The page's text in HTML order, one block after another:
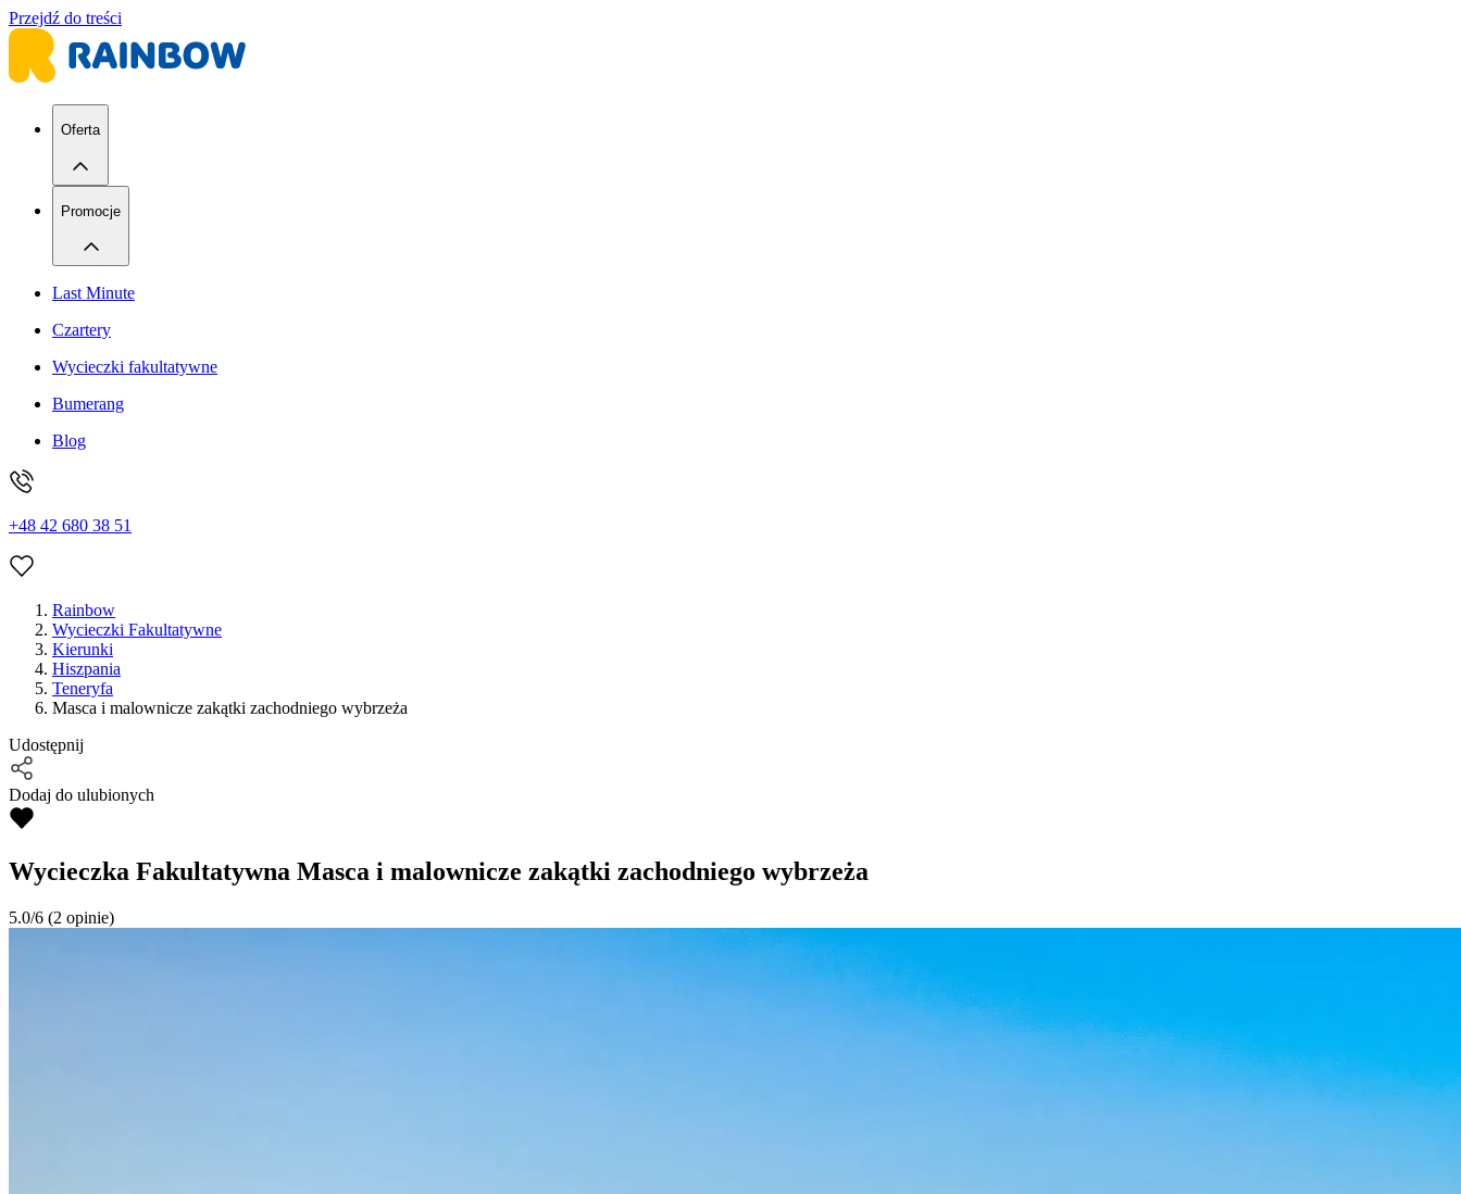
Przejdź do treści
Oferta
Promocje
Last Minute
Czartery
Wycieczki fakultatywne
Bumerang
Blog
+48 42 680 38 51
Rainbow
Wycieczki Fakultatywne
Kierunki
Hiszpania
Teneryfa
Masca i malownicze zakątki zachodniego wybrzeża
Udostępnij
Dodaj do ulubionych
Wycieczka Fakultatywna Masca i malownicze zakątki zachodniego wybrzeża
5.0/6 (2 opinie)